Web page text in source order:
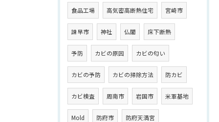
食品工場 高気密高断熱住宅 宮崎市
諫早市 神社 仏閣 床下断熱
予防 カビの原因 カビの匂い
カビの予防 カビの掃除方法 防カビ
カビ検査 周南市 岩国市 米軍基地
Mold 防府市 防府天満宮